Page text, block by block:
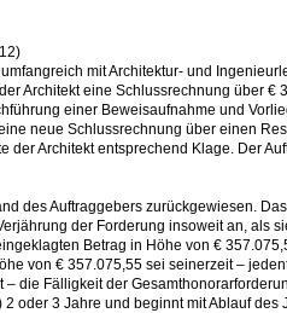
mit Architektur- und
Architekt eine Schlussrechnung über €
einer Beweisaufnahme und
neue Schlussrechnung über einen
der Architekt entsprechend Klage. Der
des Auftraggebers zurückgewiesen.
der Forderung insoweit an, als
Betrag in Höhe von €
von € 357.075,55 sei seinerzeit –
die Fälligkeit der
oder 3 Jahre und beginnt mit Ablauf des